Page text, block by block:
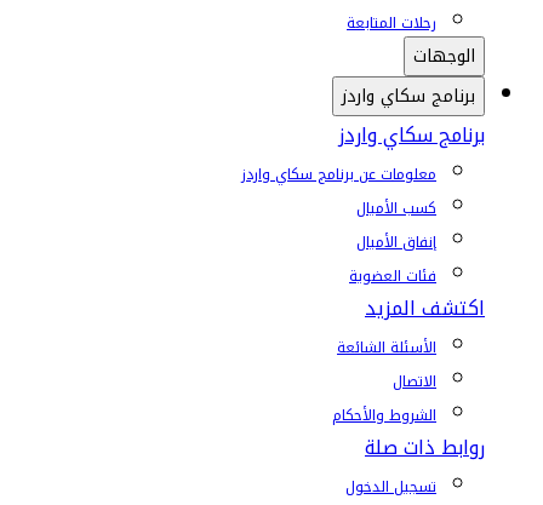
رحلات المتابعة
الوجهات
برنامج سكاي واردز
برنامج سكاي واردز
معلومات عن برنامج سكاي واردز
كسب الأميال
إنفاق الأميال
فئات العضوية
اكتشف المزيد
الأسئلة الشائعة
الاتصال
الشروط والأحكام
روابط ذات صلة
تسجيل الدخول